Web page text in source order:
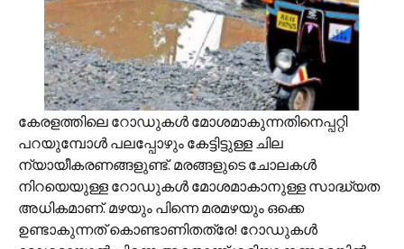
കേരളത്തിലെ റോഡുകൾ മോശമാകുന്നതിനെപ്പറ്റി
പറയുമ്പോൾ പലപ്പോഴും കേട്ടിട്ടുള്ള ചില
ന്യായീകരണങ്ങളുണ്ട്. മരങ്ങളുടെ ചോലകൾ
നിറയെയുള്ള റോഡുകൾ മോശമാകാനുള്ള സാദ്ധ്യത
അധികമാണ്. മഴയും പിന്നെ മരമഴയും ഒക്കെ
ഉണ്ടാകുന്നത് കൊണ്ടാണിതത്രേ! റോഡുകൾ